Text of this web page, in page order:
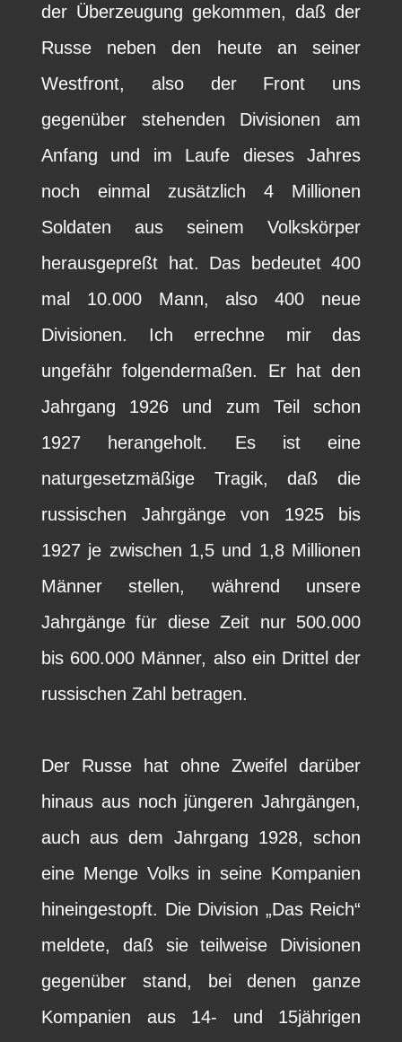
der Überzeugung gekommen, daß der
Russe neben den heute an seiner
Westfront, also der Front uns
gegenüber stehenden Divisionen am
Anfang und im Laufe dieses Jahres
noch einmal zusätzlich 4 Millionen
Soldaten aus seinem Volkskörper
herausgepreßt hat. Das bedeutet 400
mal 10.000 Mann, also 400 neue
Divisionen. Ich errechne mir das
ungefähr folgendermaßen. Er hat den
Jahrgang 1926 und zum Teil schon
1927 herangeholt. Es ist eine
naturgesetzmäßige Tragik, daß die
russischen Jahrgänge von 1925 bis
1927 je zwischen 1,5 und 1,8 Millionen
Männer stellen, während unsere
Jahrgänge für diese Zeit nur 500.000
bis 600.000 Männer, also ein Drittel der
russischen Zahl betragen.
Der Russe hat ohne Zweifel darüber
hinaus aus noch jüngeren Jahrgängen,
auch aus dem Jahrgang 1928, schon
eine Menge Volks in seine Kompanien
hineingestopft. Die Division „Das Reich“
meldete, daß sie teilweise Divisionen
gegenüber stand, bei denen ganze
Kompanien aus 14- und 15jährigen